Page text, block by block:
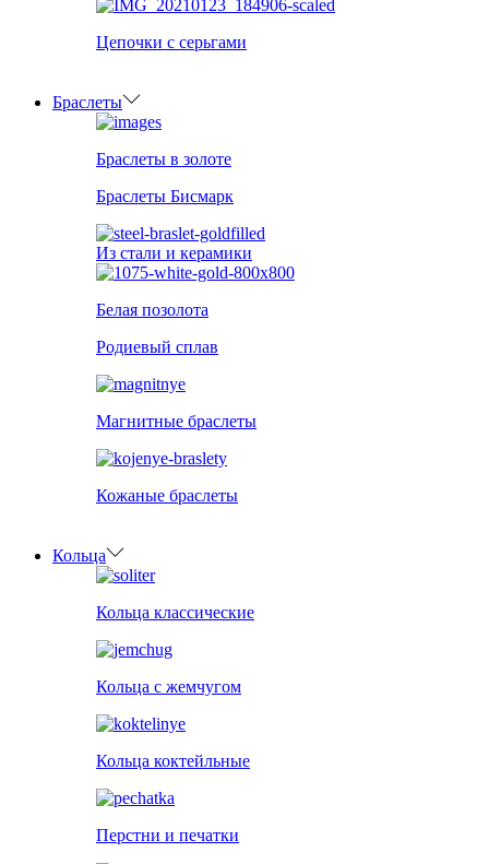
Цепочки с серьгами
Браслеты
Браслеты в золоте
Браслеты Бисмарк
Из стали и керамики
Белая позолота
Родиевый сплав
Магнитные браслеты
Кожаные браслеты
Кольца
Кольца классические
Кольца с жемчугом
Кольца коктейльные
Перстни и печатки